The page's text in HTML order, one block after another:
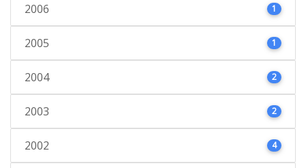
2006 1
2005 1
2004 2
2003 2
2002 4